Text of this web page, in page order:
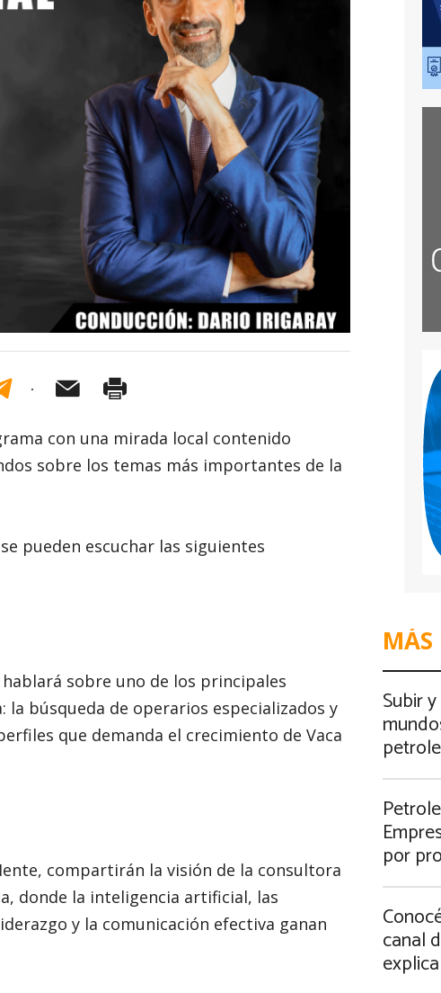
con una mirada local contenido
sobre los temas más importantes de la
pueden escuchar las siguientes
sobre uno de los principales
búsqueda de operarios especializados y
que demanda el crecimiento de Vaca
compartirán la visión de la consultora
donde la inteligencia artificial, las
y la comunicación efectiva ganan
MÁS
Subir
por
canal